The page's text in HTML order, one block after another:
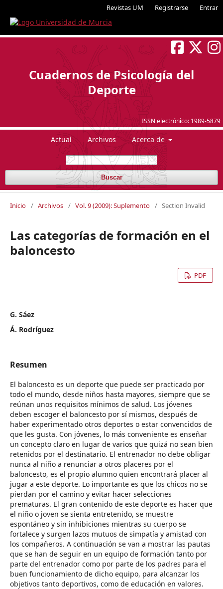
Revistas UM Registrarse Entrar
ISSN electrónico: 1989-5879
Cuadernos de Psicología del
Deporte
Actual Archivos Acerca de
Buscar
Inicio / Archivos / Vol. 9 (2009): Suplemento / Section Invalid
Las categorías de formación en el
baloncesto
PDF
G. Sáez
Á. Rodríguez
Resumen
El baloncesto es un deporte que puede ser practicado por
todo el mundo, desde niños hasta mayores, siempre que se
reúnan unos requisitos mínimos de salud. Los jóvenes
deben escoger el baloncesto por sí mismos, después de
haber experimentado otros deportes o estar convencidos de
que les gusta. Con jóvenes, lo más conveniente es enseñar
un concepto claro en lugar de varios que quizá no sean bien
retenidos por el destinatario. El entrenador no debe obligar
nunca al niño a renunciar a otros placeres por el
baloncesto, es el propio alumno quien encontrará placer al
jugar a este deporte. Lo importante es que los chicos no se
pierdan por el camino y evitar hacer selecciones
prematuras. El gran contenido de este deporte es hacer que
el niño o joven se sienta entretenido, se muestre
espontáneo y sin inhibiciones mientras su cuerpo se
fortalece y surgen lazos mutuos de simpatía y amistad con
los compañeros. A continuación se van a mostrar las pautas
que se han de seguir en un equipo de formación tanto por
parte del entrenador como por parte de los padres para el
buen funcionamiento de dicho equipo, para alcanzar los
objetivos tanto deportivos, como de educación en valores.